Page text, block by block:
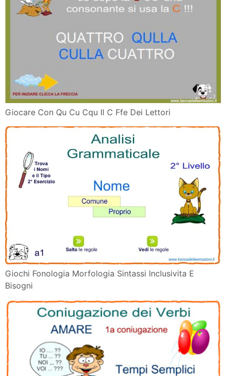
Banca Delle Emozioni Faperme Una Scuola
Stimoltoattiva
Giochi Fonologia Morfologia Sintassi Inclusivita E
Atlante Delle Emozioni Psyjob It Psicologia Del Lavoro
Online